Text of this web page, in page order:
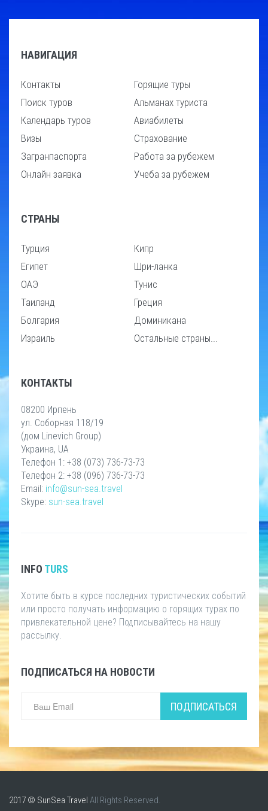
НАВИГАЦИЯ
Контакты
Поиск туров
Календарь туров
Визы
Загранпаспорта
Онлайн заявка
Горящие туры
Альманах туриста
Авиабилеты
Страхование
Работа за рубежем
Учеба за рубежем
СТРАНЫ
Турция
Египет
ОАЭ
Таиланд
Болгария
Израиль
Кипр
Шри-ланка
Тунис
Греция
Доминикана
Остальные страны...
КОНТАКТЫ
08200 Ирпень
ул. Соборная 118/19
(дом Linevich Group)
Украина, UA
Телефон 1: +38 (073) 736-73-73
Телефон 2: +38 (096) 736-73-73
Email: info@sun-sea.travel
Skype: sun-sea.travel
INFO TURS
Хотите быть в курсе последних туристических событий
или просто получать информацию о горящих турах по
привлекательной цене? Подписывайтесь на нашу
рассылку.
ПОДПИСАТЬСЯ НА НОВОСТИ
ПОДПИСАТЬСЯ
2017 © SunSea Travel All Rights Reserved.